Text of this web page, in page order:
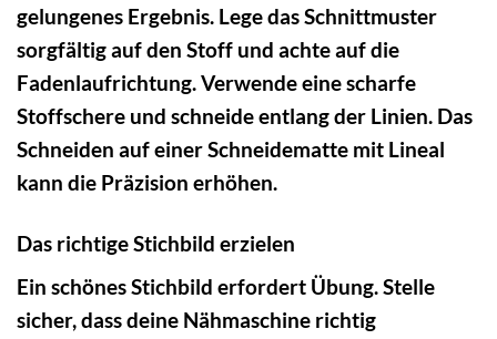
gelungenes Ergebnis. Lege das Schnittmuster
sorgfältig auf den Stoff und achte auf die
Fadenlaufrichtung. Verwende eine scharfe
Stoffschere und schneide entlang der Linien. Das
Schneiden auf einer Schneidematte mit Lineal
kann die Präzision erhöhen.
Das richtige Stichbild erzielen
Ein schönes Stichbild erfordert Übung. Stelle
sicher, dass deine Nähmaschine richtig